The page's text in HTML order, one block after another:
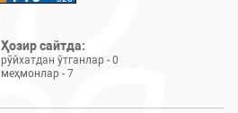
Ҳозир сайтда:
рўйхатдан ўтганлар - 0
меҳмонлар - 7